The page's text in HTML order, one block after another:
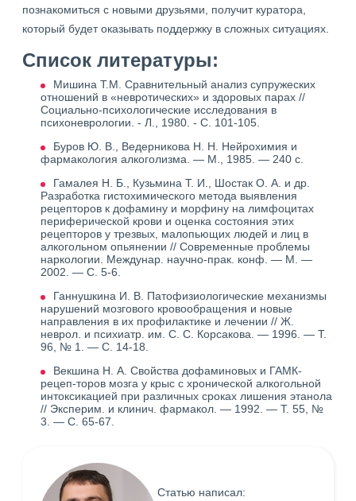
познакомиться с новыми друзьями, получит куратора,
который будет оказывать поддержку в сложных ситуациях.
Список литературы:
Мишина Т.М. Сравнительный анализ супружеских
отношений в «невротических» и здоровых парах //
Социально-психологические исследования в
психоневрологии. - Л., 1980. - С. 101-105.
Буров Ю. В., Ведерникова Н. Н. Нейрохимия и
фармакология алкоголизма. — М., 1985. — 240 с.
Гамалея Н. Б., Кузьмина Т. И., Шостак О. А. и др.
Разработка гистохимического метода выявления
рецепторов к дофамину и морфину на лимфоцитах
периферической крови и оценка состояния этих
рецепторов у трезвых, малопьющих людей и лиц в
алкогольном опьянении // Современные проблемы
наркологии. Междунар. научно-прак. конф. — М. —
2002. — С. 5-6.
Ганнушкина И. В. Патофизиологические механизмы
нарушений мозгового кровообращения и новые
направления в их профилактике и лечении // Ж.
неврол. и психиатр. им. С. С. Корсакова. — 1996. — Т.
96, № 1. — С. 14-18.
Векшина Н. А. Свойства дофаминовых и ГАМК-
рецеп-торов мозга у крыс с хронической алкогольной
интоксикацией при различных сроках лишения этанола
// Эксперим. и клинич. фармакол. — 1992. — Т. 55, №
3. — С. 65-67.
Статью написал: